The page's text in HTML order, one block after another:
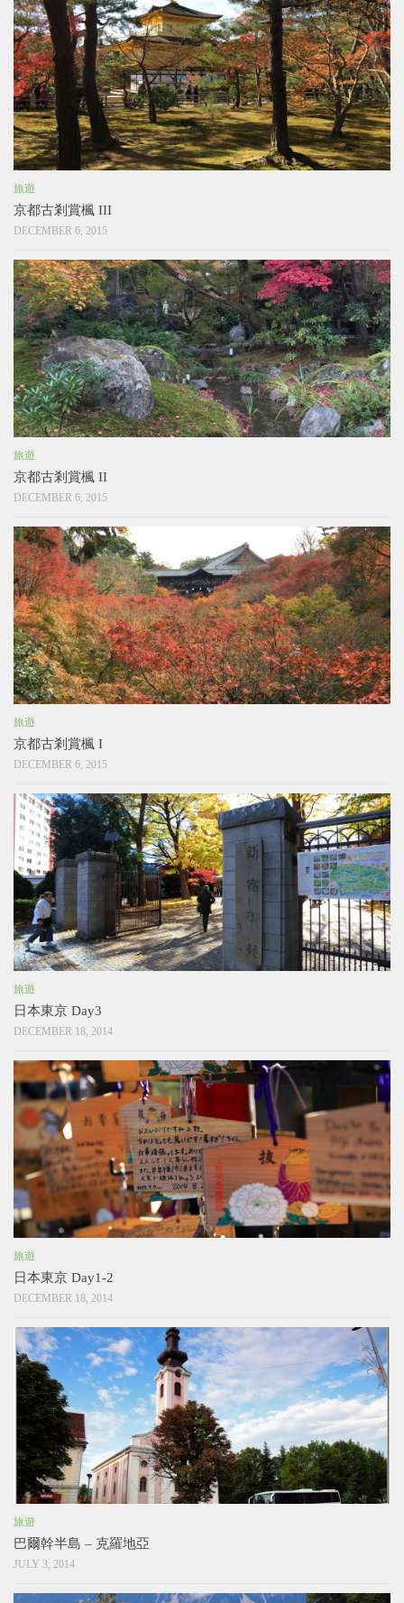
旅遊
京都古剎賞楓 III
DECEMBER 6, 2015
旅遊
京都古剎賞楓 II
DECEMBER 6, 2015
旅遊
京都古剎賞楓 I
DECEMBER 6, 2015
旅遊
日本東京 Day3
DECEMBER 18, 2014
旅遊
日本東京 Day1-2
DECEMBER 18, 2014
旅遊
巴爾幹半島 – 克羅地亞
JULY 3, 2014